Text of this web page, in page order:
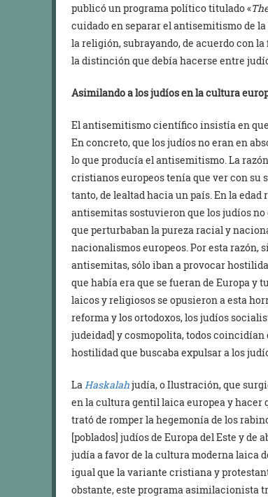
publicó un programa político titulado «
cuidado en separar el antisemitismo de
la religión, subrayando, de acuerdo con
la distinción que debía hacerse entre
Asimilando a los judíos en la cultura
El antisemitismo científico insistía en
En concreto, que los judíos no eran en
lo que producía el antisemitismo. La
cristianos europeos tenía que ver con su
tanto, de lealtad hacia un país. En la
antisemitas sostuvieron que los judíos
que perturbaban la pureza racial y
nacionalismos europeos. Por esta razón,
antisemitas, sólo iban a provocar
que había era que se fueran de Europa y
laicos y religiosos se opusieron a esta
reforma y los ortodoxos, los judíos
judeidad] y cosmopolita, todos coincidían
hostilidad que buscaba expulsar a los
LaHaskalahjudía, o Ilustración, que
en la cultura gentil laica europea y hacer
trató de romper la hegemonía de los
[poblados] judíos de Europa del Este y de
judía a favor de la cultura moderna laica
igual que la variante cristiana y
obstante, este programa asimilacionista